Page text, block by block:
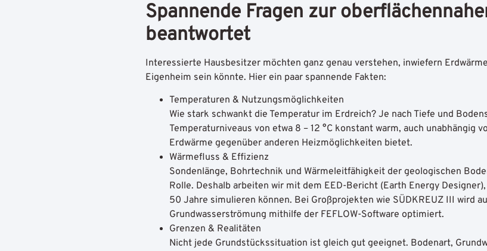
Spannende Fragen zur
beantwortet
Interessierte Hausbesitzer möchten ganz genau verstehen, inwiefern
Eigenheim sein könnte. Hier ein paar spannende Fakten:
Temperaturen & Nutzungsmöglichkeiten
Wie stark schwankt die Temperatur im Erdreich? Je nach Tiefe und
Temperaturniveaus von etwa 8 – 12 °C konstant warm, auch unabhängig
Erdwärme gegenüber anderen Heizmöglichkeiten bietet.
Wärmefluss & Effizienz
Sondenlänge, Bohrtechnik und Wärmeleitfähigkeit der geologischen
Rolle. Deshalb arbeiten wir mit dem EED-Bericht (Earth Energy
50 Jahre simulieren können. Bei Großprojekten wie SÜDKREUZ III wird
Grundwasserströmung mithilfe der FEFLOW-Software optimiert.
Grenzen & Realitäten
Nicht jede Grundstückssituation ist gleich gut geeignet. Bodenart,